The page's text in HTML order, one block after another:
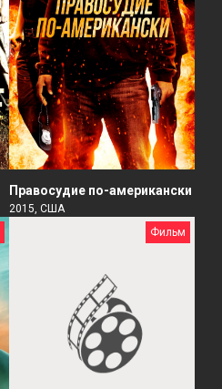
Правосудие по-американски
2015, США
Фильм